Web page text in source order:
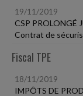
19/11/2019
CSP PROLONGÉ
Contrat de
Fiscal TPE
18/11/2019
IMPÔTS DE